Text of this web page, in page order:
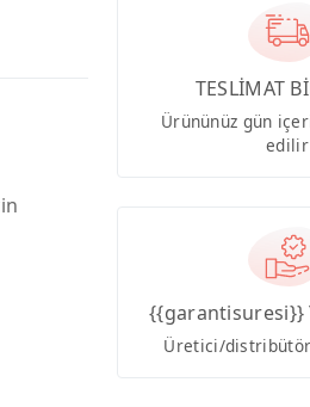
TESLİMAT
Ürününüz gün
edilir
{{garantisuresi}}
Üretici/